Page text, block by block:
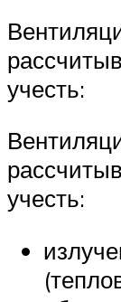
учесть:
учесть: